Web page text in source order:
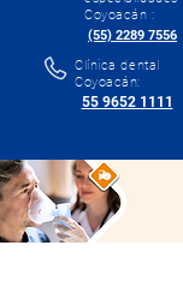
Coyoacán :
(55) 2289 7556
Clínica dental
Coyoacán:
55 9652 1111